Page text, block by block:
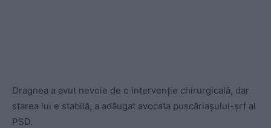
Dragnea a avut nevoie de o intervenție chirurgicală, dar
starea lui e stabilă, a adăugat avocata pușcăriașului-șrf al
PSD.